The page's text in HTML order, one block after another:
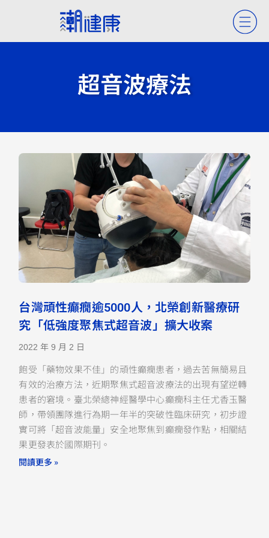
超音波療法
台灣頑性癲癇逾5000人，北榮創新醫療研
究「低強度聚焦式超音波」擴大收案
2022 年 9 月 2 日
飽受「藥物效果不佳」的頑性癲癇患者，過去苦無簡易且
有效的治療方法，近期聚焦式超音波療法的出現有望逆轉
患者的窘境。臺北榮總神經醫學中心癲癇科主任尤香玉醫
師，帶領團隊進行為期一年半的突破性臨床研究，初步證
實可將「超音波能量」安全地聚焦到癲癇發作點，相關結
果更發表於國際期刊。
閱讀更多 »